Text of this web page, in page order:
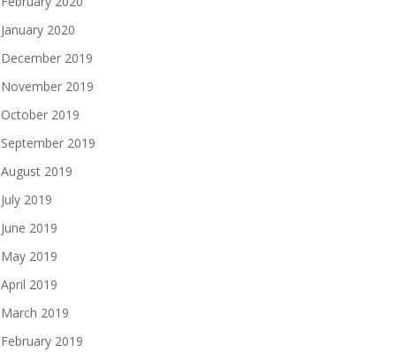
January 2020
December 2019
November 2019
October 2019
September 2019
August 2019
July 2019
June 2019
May 2019
April 2019
March 2019
February 2019